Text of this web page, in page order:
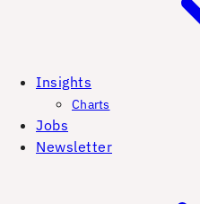
Insights
Charts
Jobs
Newsletter